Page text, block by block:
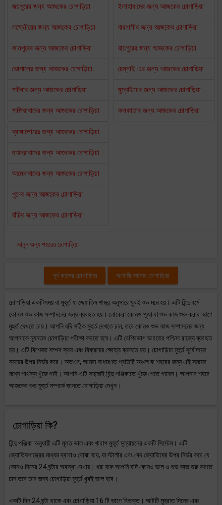
জয়পুরের জন্য আজকের চোগাড়িয়া
লক্ষ্নৌয়ের জন্য আজকের চোগাড়িয়া
কানপুরের জন্য আজকের চোগাড়িয়া
ভোপালের জন্য আজকের চোগাড়িয়া
পাটনার জন্য আজকের চোগাড়িয়া
গাজিয়াবাদের জন্য আজকের চোগাড়িয়া
ইলাহাবাদের জন্য আজকের চোগাড়িয়া
বারাণসীর জন্য আজকের চোগাড়িয়া
রায়পুরের জন্য আজকের চোগাড়িয়া
চেন্নাই এর জন্য আজকের চোগাড়িয়া
মুম্বাইয়ের জন্য আজকের চোগাড়িয়া
কলকাতার জন্য আজকের চোগাড়িয়া
ব্যাঙ্গালোরের জন্য আজকের চোগাড়িয়া
হায়দ্রাবাদের জন্য আজকের চোগাড়িয়া
আমেদাবাদের জন্য আজকের চোগাড়িয়া
পুনের জন্য আজকের চোগাড়িয়া
রাঁচির জন্য আজকের চোগাড়িয়া
জানুন অন্য শহরের চোগাড়িয়া
পূর্ব কালের চোগাড়িয়া আগামী কালের চোগাড়িয়া
চোগাড়িয়া একটিসময় বা মুহূর্ত যা জ্যোতিষ শাস্ত্র অনুসারে খুবই শুভ মনে হয়। এটি হিন্দু ধর্মে
কোনও শুভ কাজ সম্পাদনের জন্য ব্যবহৃত হয়। লোকেরা কোনও পূজা বা শুভ কাজ শুরু করার আগে
মুহুর্ত দেখতে চায়। আপনি যদি সঠিক মুহুর্ত দেখতে চান, তবে কোনও শুভ কাজ সম্পাদনের জন্য
আপনাকে ন্যূনতম চোগাড়িয়া পরীক্ষা করতে হবে। এটি বেশিরভাগ ভারতের পশ্চিমা রাজ্যে ব্যবহৃত
হয়। এটি বিশেষত সম্পদ ক্রয় এবং বিক্রয়ের ক্ষেত্রে ব্যবহৃত হয়। চোগাড়িয়া মুহুর্ত সূর্যোদয়ের
সময়ের উপর নির্ভর করে। অতএব, আমরা সাধারণত প্রতিটি অঞ্চল বা শহরের জন্য এই সময়ের
মধ্যে পার্থক্য খুঁজে পাই। আপনি এটি সহজেই হিন্দু পঞ্জিকাতে খুঁজে পেতে পারেন। আপনার শহরে
আজকের শুভ মুহুর্ত সম্পর্কে জানতে চোগাড়িয়া দেখুন।
চোগাড়িয়া কি?
হিন্দু পঞ্জিকা অনুযায়ী এটি মূলত ভাল এবং খারাপ মুহূর্ত মূল্যায়নের একটি সিস্টেম। এটি
জ্যোতিষশাস্ত্রের মাধ্যম দ্বারাও বোঝা যায়, যা স্টার্লার এবং বেদ জ্যোতিষের উপর নির্ভর করে যে
কোনও দিনের 24 ঘন্টার অবস্থা দেখায়। ধরা যাক আপনি যদি কোনও ভাল ও শুভ কাজ শুরু করতে
চান তবে তার জন্য চোগাড়িয়া মুহুর্ত খুবই ভাল হবে।
একটি দিন 24 ঘন্টা থাকে এবং চোগাড়িয়া 16 টি ভাগে বিভক্ত। আটটি মুহুরাত দিনের এবং